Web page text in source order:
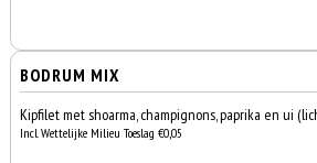
BODRUM MIX
Kipfilet met shoarma, champignons, paprika en ui
Incl. Wettelijke Milieu Toeslag €0,05